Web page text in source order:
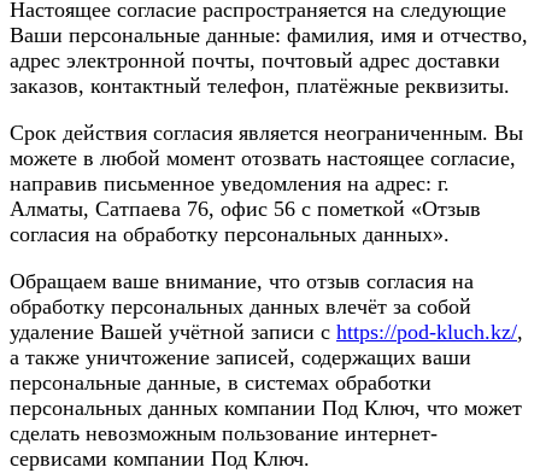
Настоящее согласие распространяется на следующие
Ваши персональные данные: фамилия, имя и отчество,
адрес электронной почты, почтовый адрес доставки
заказов, контактный телефон, платёжные реквизиты.
Срок действия согласия является неограниченным. Вы
можете в любой момент отозвать настоящее согласие,
направив письменное уведомления на адрес: г.
Алматы, Сатпаева 76, офис 56 с пометкой «Отзыв
согласия на обработку персональных данных».
Обращаем ваше внимание, что отзыв согласия на
обработку персональных данных влечёт за собой
удаление Вашей учётной записи с https://pod-kluch.kz/,
а также уничтожение записей, содержащих ваши
персональные данные, в системах обработки
персональных данных компании Под Ключ, что может
сделать невозможным пользование интернет-
сервисами компании Под Ключ.